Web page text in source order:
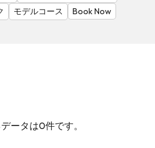
モデルコース Book Now
ータは0件です。